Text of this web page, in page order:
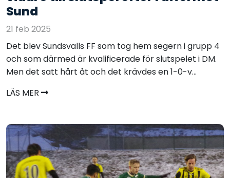
Sund
21 feb 2025
Det blev Sundsvalls FF som tog hem segern i grupp 4
och som därmed är kvalificerade för slutspelet i DM.
Men det satt hårt åt och det krävdes en 1-0-v...
LÄS MER